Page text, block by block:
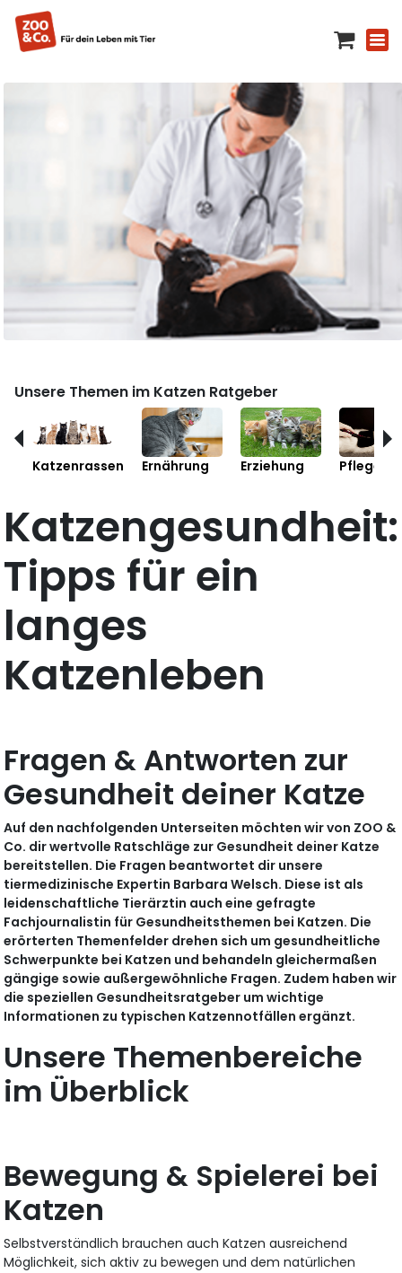
Unsere Themen im Katzen Ratgeber
Katzenrassen Ernährung Erziehung Pflege
Katzengesundheit:
Tipps für ein
langes
Katzenleben
Fragen & Antworten zur
Gesundheit deiner Katze
Auf den nachfolgenden Unterseiten möchten wir von ZOO &
Co. dir wertvolle Ratschläge zur Gesundheit deiner Katze
bereitstellen. Die Fragen beantwortet dir unsere
tiermedizinische Expertin Barbara Welsch. Diese ist als
leidenschaftliche Tierärztin auch eine gefragte
Fachjournalistin für Gesundheitsthemen bei Katzen. Die
erörterten Themenfelder drehen sich um gesundheitliche
Schwerpunkte bei Katzen und behandeln gleichermaßen
gängige sowie außergewöhnliche Fragen. Zudem haben wir
die speziellen Gesundheitsratgeber um wichtige
Informationen zu typischen Katzennotfällen ergänzt.
Unsere Themenbereiche
im Überblick
Bewegung & Spielerei bei
Katzen
Selbstverständlich brauchen auch Katzen ausreichend
Möglichkeit, sich aktiv zu bewegen und dem natürlichen